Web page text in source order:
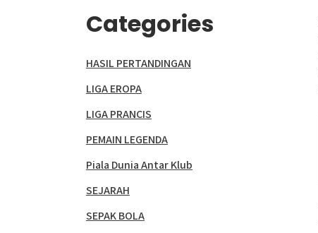
Categories
HASIL PERTANDINGAN
LIGA EROPA
LIGA PRANCIS
PEMAIN LEGENDA
Piala Dunia Antar Klub
SEJARAH
SEPAK BOLA